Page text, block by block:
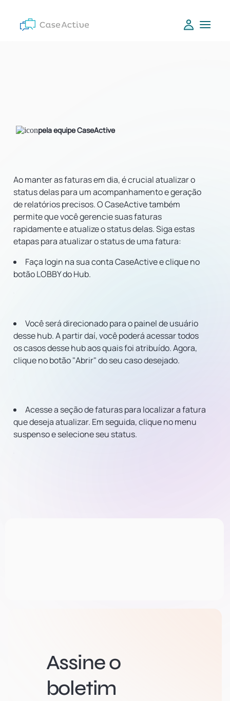
pela equipe CaseActive
Ao manter as faturas em dia, é crucial atualizar o
status delas para um acompanhamento e geração
de relatórios precisos. O CaseActive também
permite que você gerencie suas faturas
rapidamente e atualize o status delas. Siga estas
etapas para atualizar o status de uma fatura:
Faça login na sua conta CaseActive e clique no
botão LOBBY do Hub.
Você será direcionado para o painel de usuário
desse hub. A partir daí, você poderá acessar todos
os casos desse hub aos quais foi atribuído. Agora,
clique no botão "Abrir" do seu caso desejado.
Acesse a seção de faturas para localizar a fatura
que deseja atualizar. Em seguida, clique no menu
suspenso e selecione seu status.
Assine o
boletim